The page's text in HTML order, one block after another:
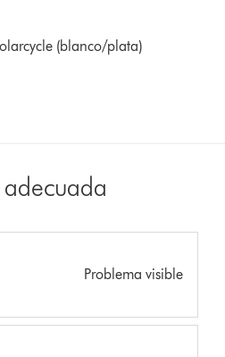
(blanco/plata)
Problema visible